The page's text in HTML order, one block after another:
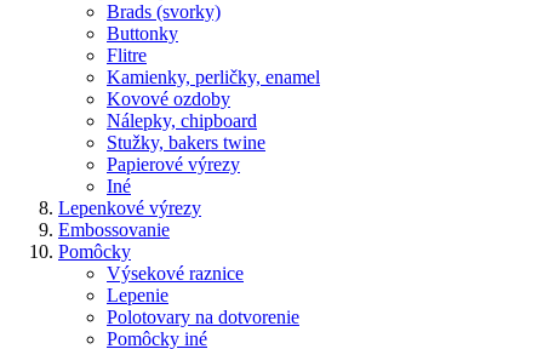
Brads (svorky)
Buttonky
Flitre
Kamienky, perličky, enamel
Kovové ozdoby
Nálepky, chipboard
Stužky, bakers twine
Papierové výrezy
Iné
Lepenkové výrezy
Embossovanie
Pomôcky
Výsekové raznice
Lepenie
Polotovary na dotvorenie
Pomôcky iné